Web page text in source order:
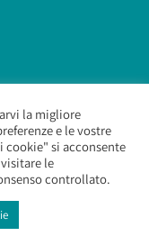
Rights Reserved.
la migliore
e le vostre
si acconsente
le
controllato.